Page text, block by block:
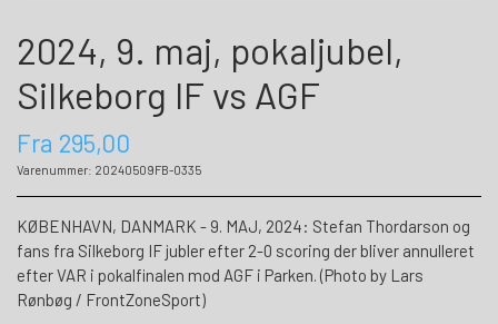
2024, 9. maj, pokaljubel,
Silkeborg IF vs AGF
Fra 295,00
Varenummer: 20240509FB-0335
KØBENHAVN, DANMARK - 9. MAJ, 2024: Stefan Thordarson og
fans fra Silkeborg IF jubler efter 2-0 scoring der bliver annulleret
efter VAR i pokalfinalen mod AGF i Parken. (Photo by Lars
Rønbøg / FrontZoneSport)